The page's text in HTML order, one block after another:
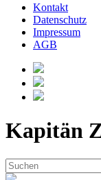
Kontakt
Datenschutz
Impressum
AGB
Kapitän